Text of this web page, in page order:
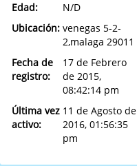
Edad:
N/D
Ubicación: venegas 5-2-
2,malaga 29011
Fecha de
registro:
17 de Febrero
de 2015,
08:42:14 pm
Última vez
activo:
11 de Agosto de
2016, 01:56:35
pm